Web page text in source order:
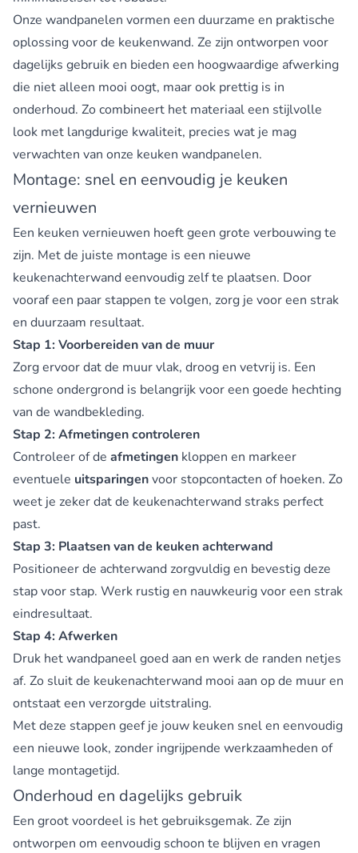
Onze wandpanelen vormen een duurzame en praktische
oplossing voor de keukenwand. Ze zijn ontworpen voor
dagelijks gebruik en bieden een hoogwaardige afwerking
die niet alleen mooi oogt, maar ook prettig is in
onderhoud. Zo combineert het materiaal een stijlvolle
look met langdurige kwaliteit, precies wat je mag
verwachten van onze keuken wandpanelen.
Montage: snel en eenvoudig je keuken
vernieuwen
Een keuken vernieuwen hoeft geen grote verbouwing te
zijn. Met de juiste montage is een nieuwe
keukenachterwand eenvoudig zelf te plaatsen. Door
vooraf een paar stappen te volgen, zorg je voor een strak
en duurzaam resultaat.
Stap 1: Voorbereiden van de muur
Zorg ervoor dat de muur vlak, droog en vetvrij is. Een
schone ondergrond is belangrijk voor een goede hechting
van de wandbekleding.
Stap 2: Afmetingen controleren
Controleer of de afmetingen kloppen en markeer
eventuele uitsparingenvoor stopcontacten of hoeken. Zo
weet je zeker dat de keukenachterwand straks perfect
past.
Stap 3: Plaatsen van de keuken achterwand
Positioneer de achterwand zorgvuldig en bevestig deze
stap voor stap. Werk rustig en nauwkeurig voor een strak
eindresultaat.
Stap 4: Afwerken
Druk het wandpaneel goed aan en werk de randen netjes
af. Zo sluit de keukenachterwand mooi aan op de muur en
ontstaat een verzorgde uitstraling.
Met deze stappen geef je jouw keuken snel en eenvoudig
een nieuwe look, zonder ingrijpende werkzaamheden of
lange montagetijd.
Onderhoud en dagelijks gebruik
Een groot voordeel is het gebruiksgemak. Ze zijn
ontworpen om eenvoudig schoon te blijven en vragen